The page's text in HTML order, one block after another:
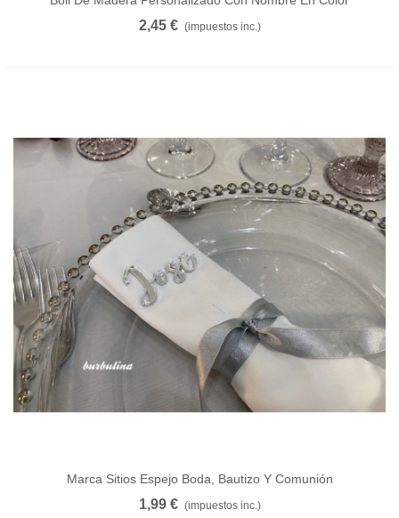
2,45 € (impuestos inc.)
Marca Sitios Espejo Boda, Bautizo Y Comunión
1,99 € (impuestos inc.)